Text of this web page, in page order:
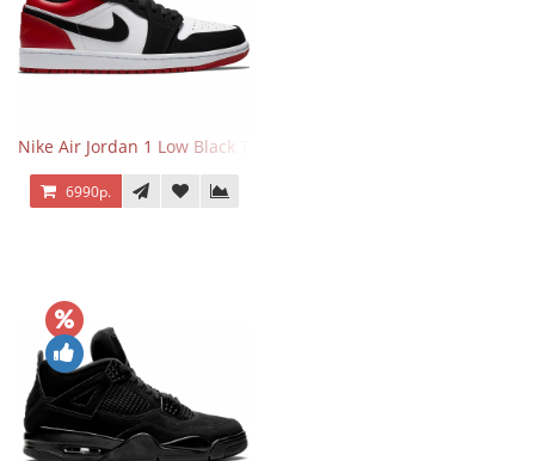
Nike Air Jordan 1 Low Black Toe
6990р.